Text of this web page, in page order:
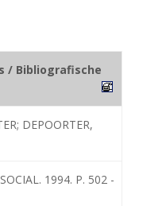
/ Bibliografische
DEPOORTER,
1994. P. 502 -